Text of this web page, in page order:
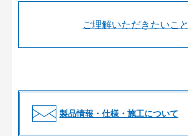
ご理解いただきたいこと
製品情報・仕様・施工について